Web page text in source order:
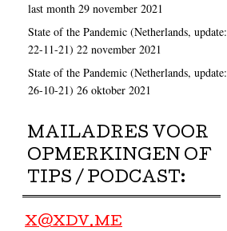
last month 29 november 2021
State of the Pandemic (Netherlands, update:
22-11-21) 22 november 2021
State of the Pandemic (Netherlands, update:
26-10-21) 26 oktober 2021
MAILADRES VOOR
OPMERKINGEN OF
TIPS / PODCAST:
X@XDV.ME